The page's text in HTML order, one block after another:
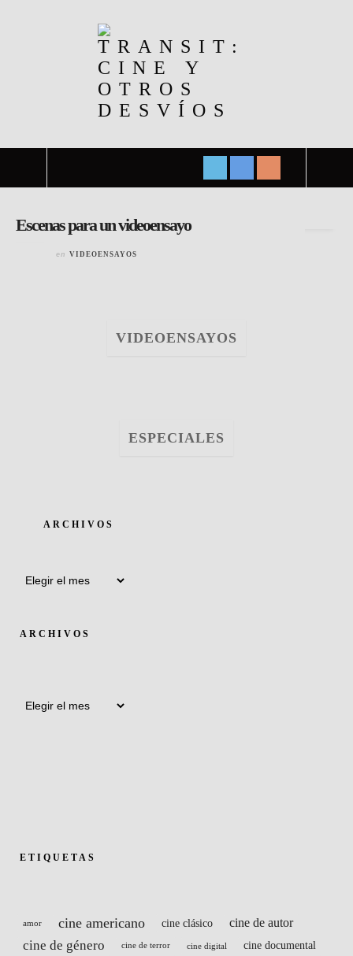
Escenas para un videoensayo
en VIDEOENSAYOS
VIDEOENSAYOS
ESPECIALES
ARCHIVOS
ARCHIVOS
ETIQUETAS
amor cine americano cine clásico cine de autor
cine de género cine de terror cine digital cine documental